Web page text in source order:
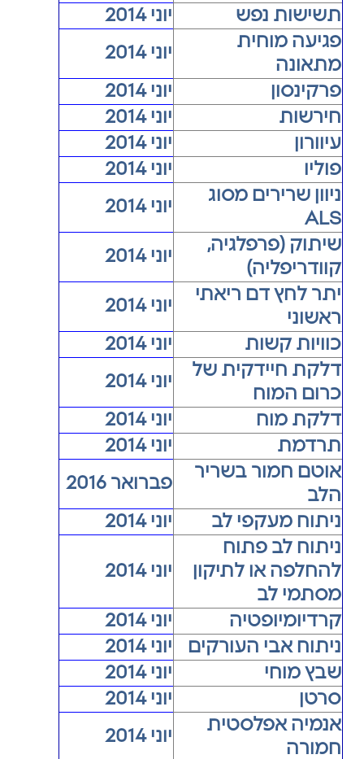
תשישות נפש
יוני 2014
פגיעה מוחית
מתאונה
יוני 2014
פרקינסון
יוני 2014
חירשות
יוני 2014
עיוורון
יוני 2014
פוליו
יוני 2014
ניוון שרירים מסוג
ALS
יוני 2014
שיתוק (פרפלגיה,
קוודריפליה)
יוני 2014
יתר לחץ דם ריאתי
ראשוני
יוני 2014
כוויות קשות
יוני 2014
דלקת חיידקית של
כרום המוח
יוני 2014
דלקת מוח
יוני 2014
תרדמת
יוני 2014
אוטם חמור בשריר
הלב
פברואר 2016
ניתוח מעקפי לב
יוני 2014
ניתוח לב פתוח
להחלפה או לתיקון
מסתמי לב
יוני 2014
קרדיומיופטיה
יוני 2014
ניתוח אבי העורקים
יוני 2014
שבץ מוחי
יוני 2014
סרטן
יוני 2014
אנמיה אפלסטית
חמורה
יוני 2014